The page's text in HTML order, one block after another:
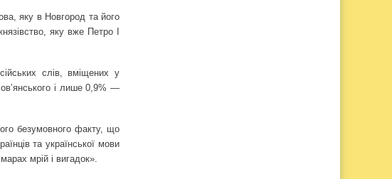
яку в Новгород та його
яку вже Петро І
слів, вміщених у
і лише 0,9% —
безумовного факту, що
та української мови
мрій і вигадок».